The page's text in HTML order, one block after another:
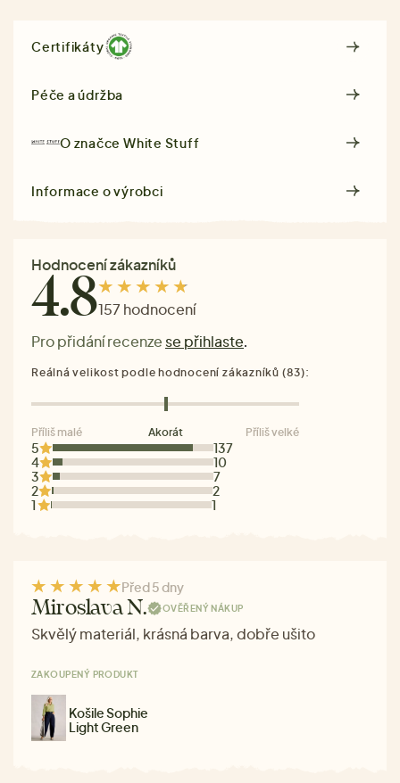
Certifikáty
Péče a údržba
O značceWhite Stuff
Informace o výrobci
Hodnocení zákazníků
4.8157 hodnocení
Pro přidání recenze se přihlaste.
5
137
4
10
3
7
2
2
1
1
Reálná velikost podle hodnocení zákazníků (83):
Příliš malé Akorát Příliš velké
Před 5 dny
Miroslava N. OVĚŘENÝ NÁKUP
Skvělý materiál, krásná barva, dobře ušito
ZAKOUPENÝ PRODUKT
Košile Sophie
Light Green